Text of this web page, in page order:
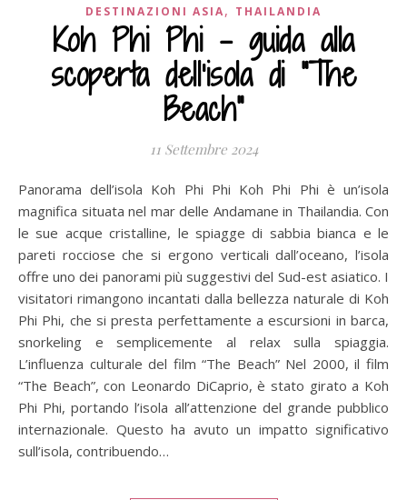
DESTINAZIONI ASIA, THAILANDIA
Koh Phi Phi – guida alla
scoperta dell'isola di "The
Beach"
11 Settembre 2024
Panorama dell’isola Koh Phi Phi Koh Phi Phi è un’isola
magnifica situata nel mar delle Andamane in Thailandia. Con
le sue acque cristalline, le spiagge di sabbia bianca e le
pareti rocciose che si ergono verticali dall’oceano, l’isola
offre uno dei panorami più suggestivi del Sud-est asiatico. I
visitatori rimangono incantati dalla bellezza naturale di Koh
Phi Phi, che si presta perfettamente a escursioni in barca,
snorkeling e semplicemente al relax sulla spiaggia.
L’influenza culturale del film “The Beach” Nel 2000, il film
“The Beach”, con Leonardo DiCaprio, è stato girato a Koh
Phi Phi, portando l’isola all’attenzione del grande pubblico
internazionale. Questo ha avuto un impatto significativo
sull’isola, contribuendo…